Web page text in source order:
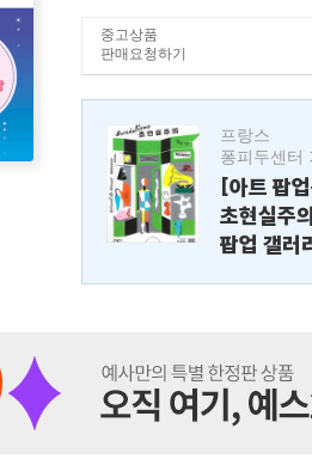
중고상품
판매요청하기
프랑스
퐁피두센터
[아트 팝
초현실주의
팝업 갤러